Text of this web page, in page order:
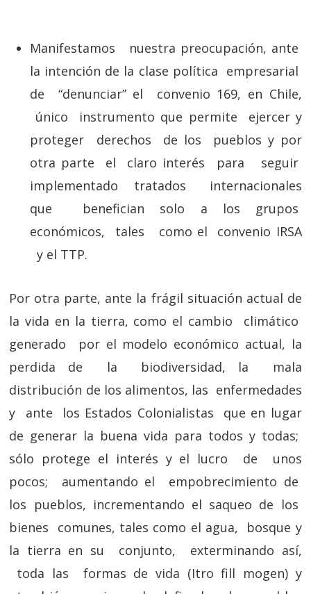
Manifestamos nuestra preocupación, ante
la intención de la clase política empresarial
de “denunciar” el convenio 169, en Chile,
único instrumento que permite ejercer y
proteger derechos de los pueblos y por
otra parte el claro interés para seguir
implementado tratados internacionales
que benefician solo a los grupos
económicos, tales como el convenio IRSA
y el TTP.
Por otra parte, ante la frágil situación actual de
la vida en la tierra, como el cambio climático
generado por el modelo económico actual, la
perdida de la biodiversidad, la mala
distribución de los alimentos, las enfermedades
y ante los Estados Colonialistas que en lugar
de generar la buena vida para todos y todas;
sólo protege el interés y el lucro de unos
pocos; aumentando el empobrecimiento de
los pueblos, incrementando el saqueo de los
bienes comunes, tales como el agua, bosque y
la tierra en su conjunto, exterminando así,
toda las formas de vida (Itro fill mogen) y